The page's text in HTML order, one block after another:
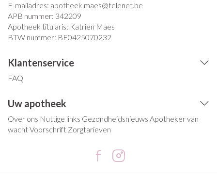
E-mailadres: apotheek.maes@telenet.be
APB nummer: 342209
Apotheek titularis: Katrien Maes
BTW nummer: BE0425070232
Klantenservice
FAQ
Uw apotheek
Over ons Nuttige links Gezondheidsnieuws Apotheker van
wachtVoorschrift Zorgtarieven